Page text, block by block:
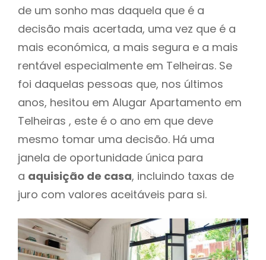
de um sonho mas daquela que é a
decisão mais acertada, uma vez que é a
mais económica, a mais segura e a mais
rentável especialmente em Telheiras. Se
foi daquelas pessoas que, nos últimos
anos, hesitou em Alugar Apartamento em
Telheiras , este é o ano em que deve
mesmo tomar uma decisão. Há uma
janela de oportunidade única para
a aquisição de casa, incluindo taxas de
juro com valores aceitáveis para si.